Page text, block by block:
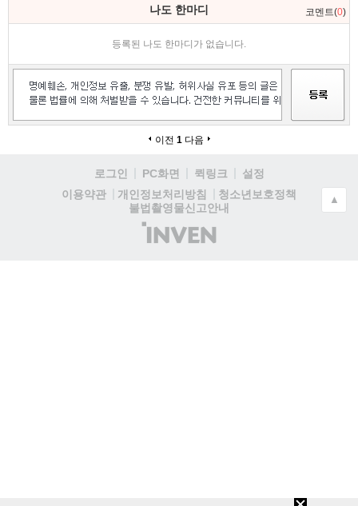
나도 한마디 코멘트(0)
등록된 나도 한마디가 없습니다.
이전 1 다음
로그인 PC화면 퀵링크
설정
이용약관
개인정보처리방침
청소년보호정책
불법촬영물신고안내
(주)
인
▲